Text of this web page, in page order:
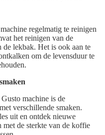
regelmatig te reinigen
het reinigen van de
de lekbak. Het is ook aan te
om de levensduur te
machine is de
verschillende smaken.
uit en ontdek nieuwe
met de sterkte van de koffie